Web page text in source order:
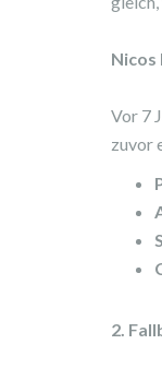
Nicos
Vor 7
zuvor
2.